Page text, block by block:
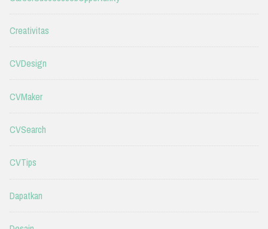
Creativitas
CVDesign
CVMaker
CVSearch
CVTips
Dapatkan